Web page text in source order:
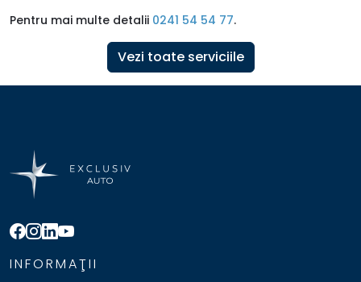
Pentru mai multe detalii 0241 54 54 77.
Vezi toate serviciile
INFORMAŢII